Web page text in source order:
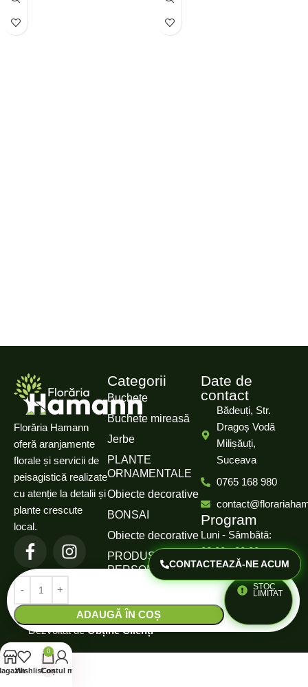
ADAUGĂ ÎN COȘ
STOC
LIMITAT
Florăria Hamann
oferă aranjamente
florale și servicii de
peisagistică realizate
cu atenție la detalii și
plante crescute
local.
Categorii
Buchete
Buchete mireasă
Jerbe
PLANTE
ORNAMENTALE
Obiecte decorative
BONSAI
Obiecte decorative
PRODUSE
PERSONALIZATE
Date de
contact
Bădeuți, Str.
Dragoș Vodă
Milișăuți,
Suceava
0765 168 980
Program
Luni - Sâmbătă:
08:00 - 20:00
© 2025 Florăria Hamann.
Dezvoltat deObține Clienți
Politică de confidențialitate
Termeni și condiții
CONTACTEAZĂ-NE ACUM
Wishlist
0
Coș
Contul meu